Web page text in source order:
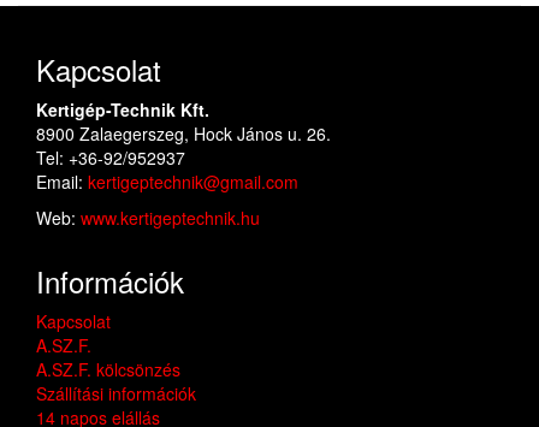
Kapcsolat
Kertigép-Technik Kft.
8900 Zalaegerszeg, Hock János u. 26.
Tel: +36-92/952937
Email: kertigeptechnik@gmail.com
Web: www.kertigeptechnik.hu
Információk
Kapcsolat
A.SZ.F.
A.SZ.F. kölcsönzés
Szállítási információk
14 napos elállás